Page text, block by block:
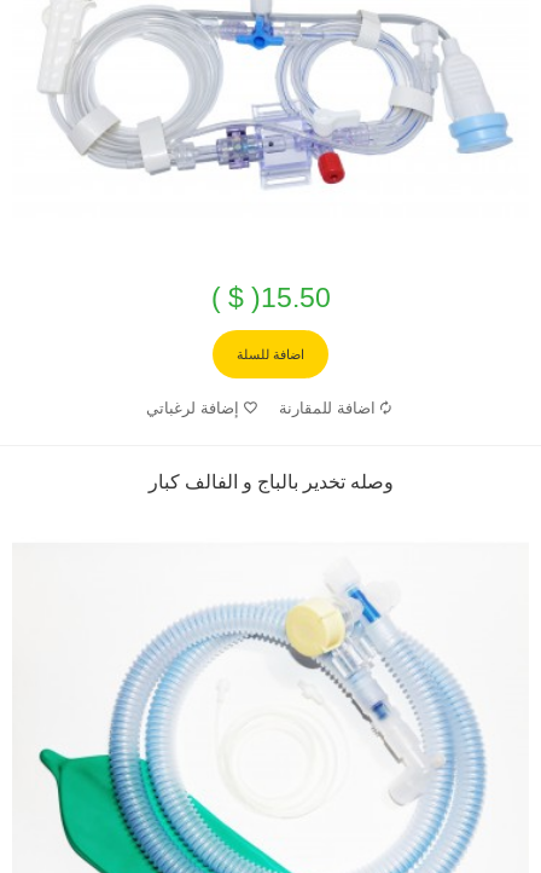
15.50( $ )
اضافة للسلة
اضافة للمقارنة إضافة لرغباتي
وصله تخدير بالباج و الفالف كبار